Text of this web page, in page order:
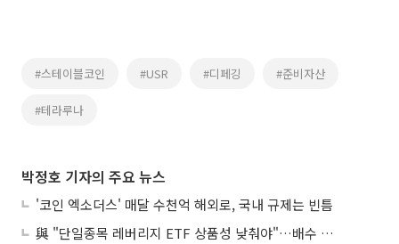
#스테이블코인 #USR #디페깅 #준비자산
#테라루나
박정호 기자의 주요 뉴스
'코인 엑소더스' 매달 수천억 해외로, 국내 규제는 빈틈
與 "단일종목 레버리지 ETF 상품성 낮춰야"…배수 조정안도 거론